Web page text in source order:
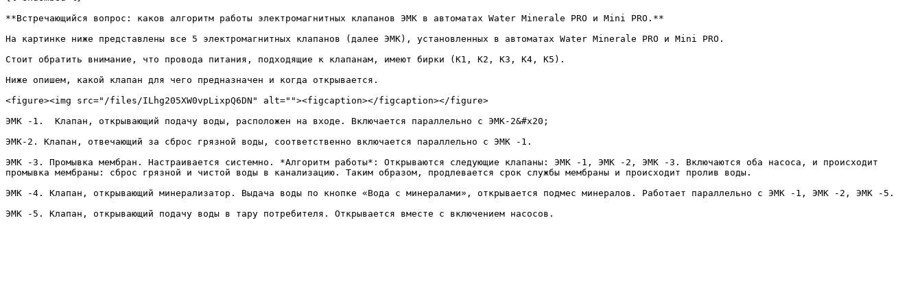
**Встречающийся вопрос: каков алгоритм работы электромагнитных клапанов ЭМК в автоматах Water Minerale PRO и Mini PRO.**
На картинке ниже представлены все 5 электромагнитных клапанов (далее ЭМК), установленных в автоматах Water Minerale PRO и Mini PRO.
Стоит обратить внимание, что провода питания, подходящие к клапанам, имеют бирки (К1, К2, К3, К4, К5).
Ниже опишем, какой клапан для чего предназначен и когда открывается.
<figure><img src="/files/ILhg205XW0vpLixpQ6DN" alt=""><figcaption></figcaption></figure>
ЭМК -1.  Клапан, открывающий подачу воды, расположен на входе. Включается параллельно с ЭМК-2&#x20;
ЭМК-2. Клапан, отвечающий за сброс грязной воды, соответственно включается параллельно с ЭМК -1.
ЭМК -3. Промывка мембран. Настраивается системно. *Алгоритм работы*: Открываются следующие клапаны: ЭМК -1, ЭМК -2, ЭМК -3. Включаются оба насоса, и происходит
промывка мембраны: сброс грязной и чистой воды в канализацию. Таким образом, продлевается срок службы мембраны и происходит пролив воды.
ЭМК -4. Клапан, открывающий минерализатор. Выдача воды по кнопке «Вода с минералами», открывается подмес минералов. Работает параллельно с ЭМК -1, ЭМК -2, ЭМК -5.